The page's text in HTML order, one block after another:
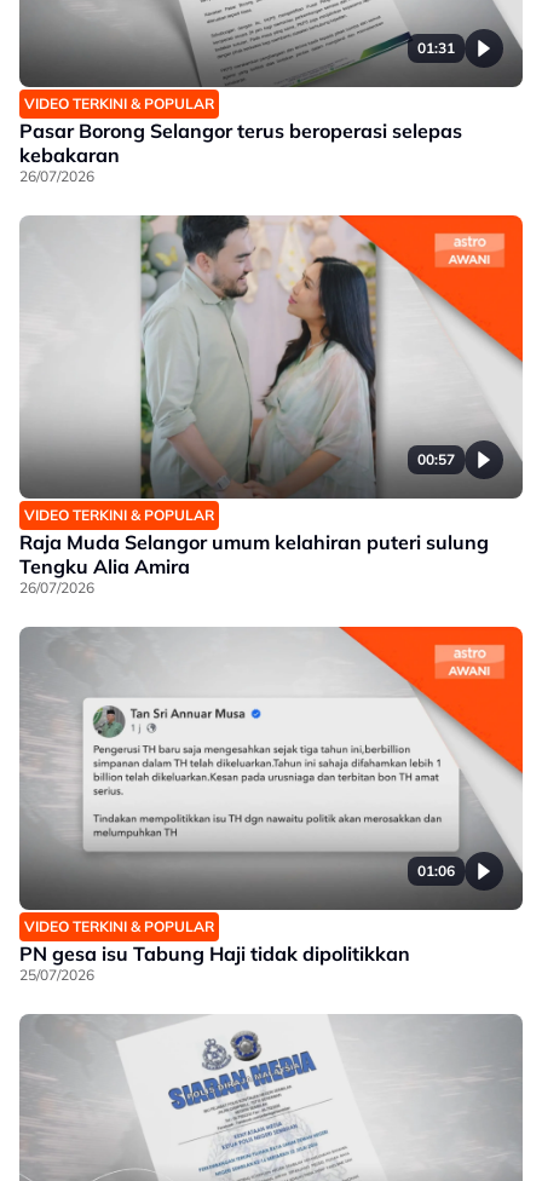
01:31
VIDEO TERKINI & POPULAR
Pasar Borong Selangor terus beroperasi selepas
kebakaran
26/07/2026
00:57
VIDEO TERKINI & POPULAR
Raja Muda Selangor umum kelahiran puteri sulung
Tengku Alia Amira
26/07/2026
01:06
VIDEO TERKINI & POPULAR
PN gesa isu Tabung Haji tidak dipolitikkan
25/07/2026